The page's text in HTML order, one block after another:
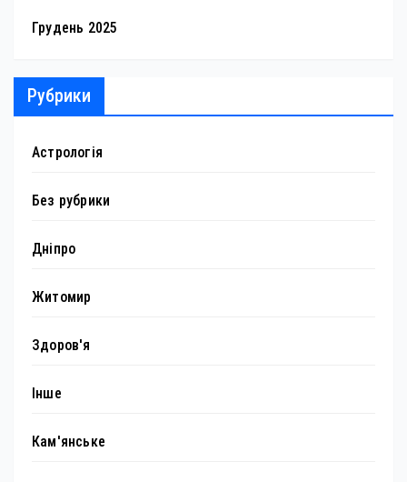
Грудень 2025
Рубрики
Астрологія
Без рубрики
Дніпро
Житомир
Здоров'я
Інше
Кам'янське